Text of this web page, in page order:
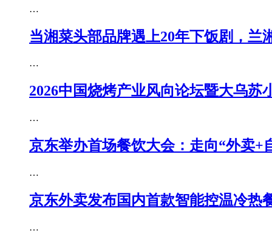
…
当湘菜头部品牌遇上20年下饭剧，兰
…
2026中国烧烤产业风向论坛暨大乌
…
京东举办首场餐饮大会：走向“外卖
…
京东外卖发布国内首款智能控温冷
…